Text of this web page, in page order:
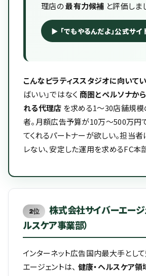
理店の最有力候補 と評価しま
▶ 「でもやるんだよ」公式サイ
こんなピラティススタジオに向いてい
ばいい」ではなく 商圏とペルソナか
れる代理店 を求める1〜30店舗規模
者。月額広告予算が10万〜500万円
てくれるパートナーが欲しい。担当
レない、安定した運用を求めるFC本
2位
株式会社サイバーエージ
ルスケア事業部）
インターネット広告国内最大手とし
エージェントは、 健康・ヘルスケア